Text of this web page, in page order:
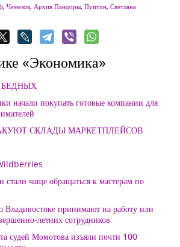
, Чемезов, Архив Пандоры, Пуитин, Светлана
«Экономика»
начали покупать готовые компании для
СКЛАДЫ МАРКЕТПЛЕЙСОВ
стали чаще обращаться к мастерам по
Владивостоке принимают на работу или
летних сотрудников
судей Момотова изъяли почти 100